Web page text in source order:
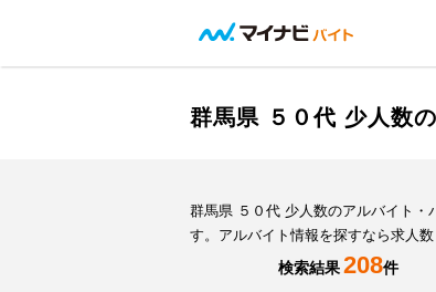
群馬県 ５０代 少人数
群馬県 ５０代 少人数のアルバイト・
す。アルバイト情報を探すなら求人
検索結果208件